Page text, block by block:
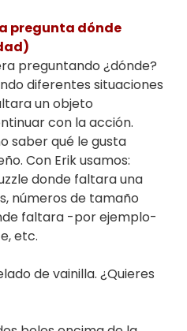
pregunta dónde
preguntando ¿dónde?
diferentes situaciones
un objeto
con la acción.
saber qué le gusta
Con Erik usamos:
donde faltara una
números de tamaño
faltara -por ejemplo-
etc.
de vainilla. ¿Quieres